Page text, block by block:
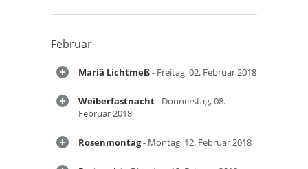
Februar
Mariä Lichtmeß- Freitag, 02. Februar 2018
Weiberfastnacht- Donnerstag, 08.
Februar 2018
Rosenmontag- Montag, 12. Februar 2018